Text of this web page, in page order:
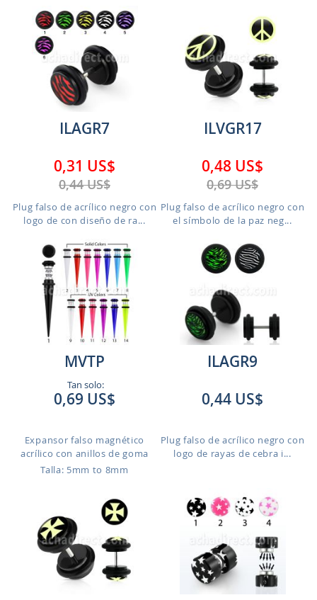
ILAGR7
0,31 US$
0,44 US$
Plug falso de acrílico negro con
logo de con diseño de ra...
ILVGR17
0,48 US$
0,69 US$
Plug falso de acrílico negro con
el símbolo de la paz neg...
MVTP
Tan solo:
0,69 US$
Expansor falso magnético
acrílico con anillos de goma
Talla: 5mm to 8mm
ILAGR9
0,44 US$
Plug falso de acrílico negro con
logo de rayas de cebra i...